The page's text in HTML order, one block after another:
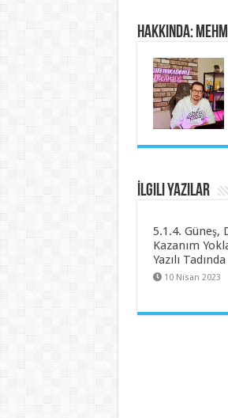
Hakkında:
İlgili Yazılar
5.1.4. Güneş,
Kazanım
Yazılı Tadında
10 Nisan 2023